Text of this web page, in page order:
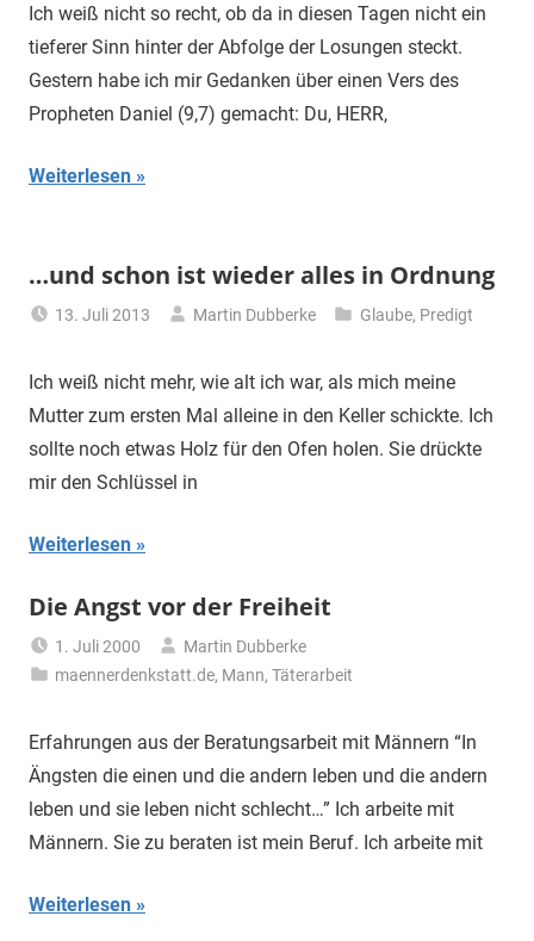
Ich weiß nicht so recht, ob da in diesen Tagen nicht ein
tieferer Sinn hinter der Abfolge der Losungen steckt.
Gestern habe ich mir Gedanken über einen Vers des
Propheten Daniel (9,7) gemacht: Du, HERR,
Weiterlesen
…und schon ist wieder alles in Ordnung
13. Juli 2013 Martin Dubberke Glaube, Predigt
Ich weiß nicht mehr, wie alt ich war, als mich meine
Mutter zum ersten Mal alleine in den Keller schickte. Ich
sollte noch etwas Holz für den Ofen holen. Sie drückte
mir den Schlüssel in
Weiterlesen
Die Angst vor der Freiheit
1. Juli 2000
Martin Dubberke
maennerdenkstatt.de, Mann,Täterarbeit
Erfahrungen aus der Beratungsarbeit mit Männern “In
Ängsten die einen und die andern leben und die andern
leben und sie leben nicht schlecht…” Ich arbeite mit
Männern. Sie zu beraten ist mein Beruf. Ich arbeite mit
Weiterlesen